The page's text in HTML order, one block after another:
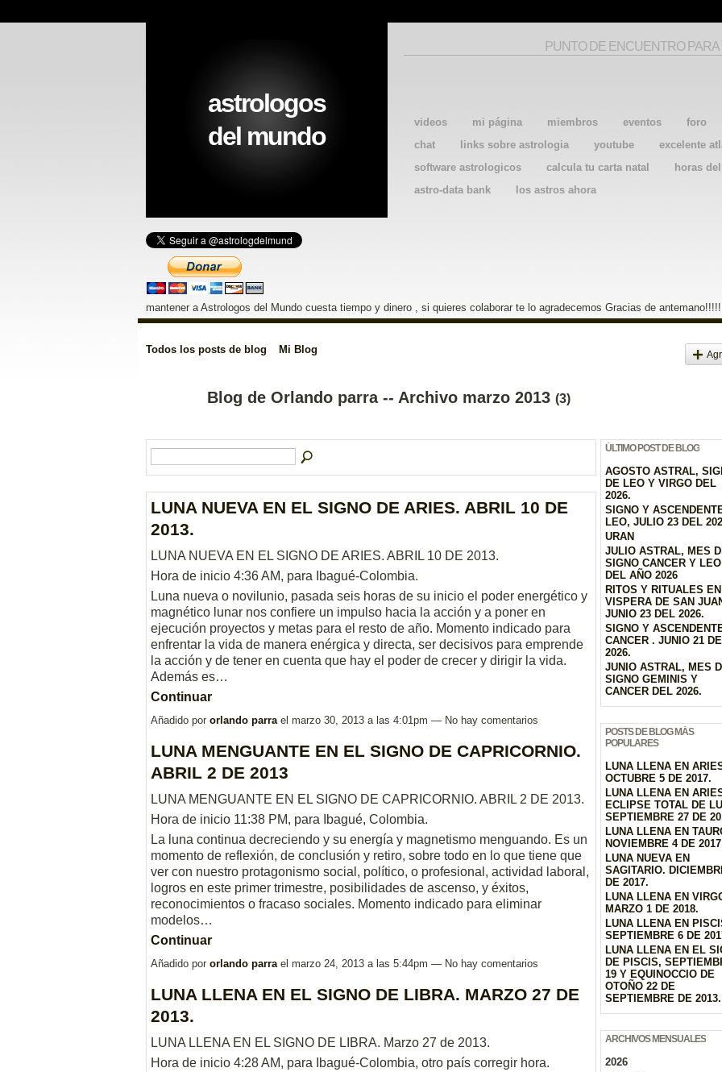
videos mi página miembros eventos foro
chat
links sobre astrologia youtube excelente
software astrologicos
calcula tu carta natal horas
astro-data bank
los astros ahora
astrologos
del mundo
PUNTO DE ENCUENTRO
mantener a Astrologos del Mundo cuesta tiempo y dinero , si quieres colaborar te lo agradecemos Gracias de
Todos los posts de blog Mi Blog
Blog de Orlando parra -- Archivo marzo 2013 (3)
LUNA NUEVA EN EL SIGNO DE ARIES. ABRIL 10 DE
2013.
LUNA NUEVA EN EL SIGNO DE ARIES. ABRIL 10 DE 2013.
Hora de inicio 4:36 AM, para Ibagué-Colombia.
Luna nueva o novilunio, pasada seis horas de su inicio el poder energético y
magnético lunar nos confiere un impulso hacia la acción y a poner en
ejecución proyectos y metas para el resto de año. Momento indicado para
enfrentar la vida de manera enérgica y directa, ser decisivos para emprende
la acción y de tener en cuenta que hay el poder de crecer y dirigir la vida.
Además es…
Continuar
Añadido por orlando parra el marzo 30, 2013 a las 4:01pm — No hay comentarios
LUNA MENGUANTE EN EL SIGNO DE CAPRICORNIO.
ABRIL 2 DE 2013
LUNA MENGUANTE EN EL SIGNO DE CAPRICORNIO. ABRIL 2 DE 2013.
Hora de inicio 11:38 PM, para Ibagué, Colombia.
La luna continua decreciendo y su energía y magnetismo menguando. Es un
momento de reflexión, de conclusión y retiro, sobre todo en lo que tiene que
ver con nuestro protagonismo social, político, o profesional, actividad laboral,
logros en este primer trimestre, posibilidades de ascenso, y éxitos,
reconocimientos o fracaso sociales. Momento indicado para eliminar
modelos…
Continuar
Añadido por orlando parra el marzo 24, 2013 a las 5:44pm — No hay comentarios
LUNA LLENA EN EL SIGNO DE LIBRA. MARZO 27 DE
2013.
LUNA LLENA EN EL SIGNO DE LIBRA. Marzo 27 de 2013.
Hora de inicio 4:28 AM, para Ibagué-Colombia, otro país corregir hora.
ÚLTIMO POST DE BLOG
AGOSTO ASTRAL,
DE LEO Y VIRGO DEL
2026.
SIGNO Y
LEO, JULIO 23 DEL
URAN
JULIO ASTRAL, MES
SIGNO CANCER Y LEO
DEL AÑO 2026
RITOS Y RITUALES
VISPERA DE SAN
JUNIO 23 DEL 2026.
SIGNO Y
CANCER . JUNIO 21
2026.
JUNIO ASTRAL, MES
SIGNO GEMINIS Y
CANCER DEL 2026.
POSTS DE BLOG MÁS
POPULARES
LUNA LLENA EN
OCTUBRE 5 DE 2017.
LUNA LLENA EN
ECLIPSE TOTAL DE
SEPTIEMBRE 27 DE
LUNA LLENA EN
NOVIEMBRE 4 DE
LUNA NUEVA EN
SAGITARIO.
DE 2017.
LUNA LLENA EN
MARZO 1 DE 2018.
LUNA LLENA EN
SEPTIEMBRE 6 DE
LUNA LLENA EN EL
DE PISCIS,
19 Y EQUINOCCIO DE
OTOÑO 22 DE
SEPTIEMBRE DE 2013.
ARCHIVOS MENSUALES
2026